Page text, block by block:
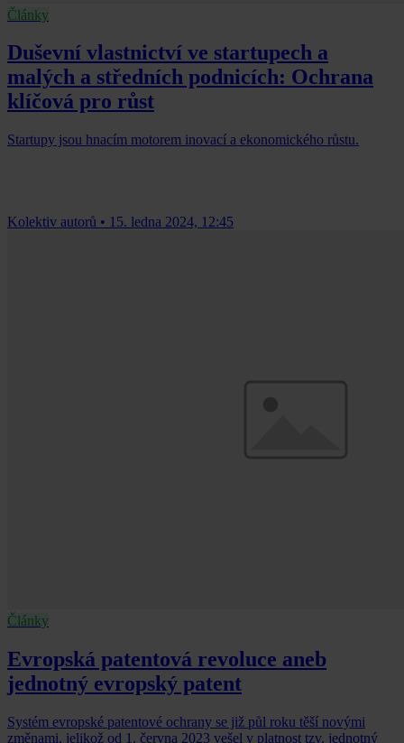
Články
Duševní vlastnictví ve startupech a
malých a středních podnicích: Ochrana
klíčová pro růst
Startupy jsou hnacím motorem inovací a ekonomického růstu.
Kolektiv autorů • 15. ledna 2024, 12:45
Články
Evropská patentová revoluce aneb
jednotný evropský patent
Systém evropské patentové ochrany se již půl roku těší novými
změnami, jelikož od 1. června 2023 vešel v platnost tzv. jednotný